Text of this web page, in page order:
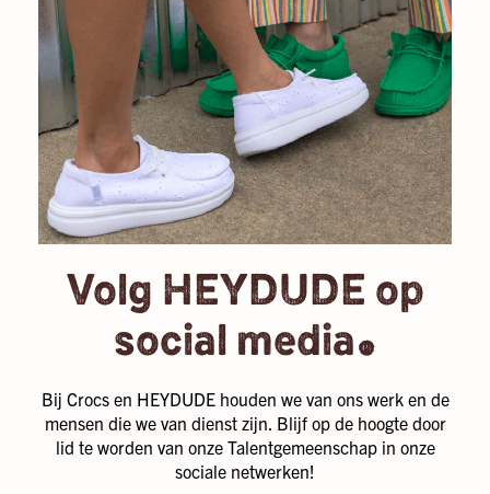
Volg HEYDUDE op
social media.
Bij Crocs en HEYDUDE houden we van ons werk en de
mensen die we van dienst zijn. Blijf op de hoogte door
lid te worden van onze Talentgemeenschap in onze
sociale netwerken!​​